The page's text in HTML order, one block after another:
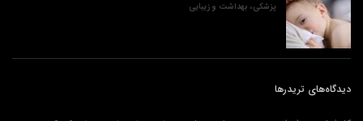
پزشکی، بهداشت و زیبایی
دیدگاه‌های تریدرها